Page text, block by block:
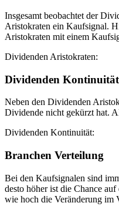
Insgesamt beobachtet der
Aristokraten ein Kaufsignal.
Aristokraten mit einem
Dividenden Aristokraten:
Dividenden Kontinuität
Neben den Dividenden
Dividende nicht gekürzt hat.
Dividenden Kontinuität:
Branchen Verteilung
Bei den Kaufsignalen sind
desto höher ist die Chance
wie hoch die Veränderung im